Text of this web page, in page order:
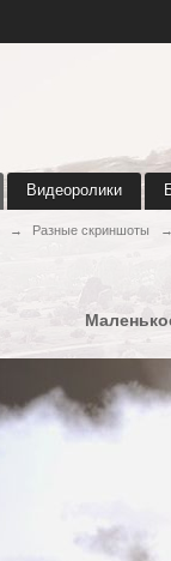
Видеоролики
→ Разные скриншоты →